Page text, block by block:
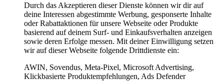
Durch das Akzeptieren dieser Dienste können wir dir auf
deine Interessen abgestimmte Werbung, gesponserte Inhalte
oder Rabattaktionen für unsere Webseite oder Produkte
basierend auf deinem Surf- und Einkaufsverhalten anzeigen
sowie deren Erfolge messen. Mit deiner Einwilligung setzen
wir auf dieser Webseite folgende Drittdienste ein:
AWIN, Sovendus, Meta-Pixel, Microsoft Advertising,
Klickbasierte Produktempfehlungen, Ads Defender